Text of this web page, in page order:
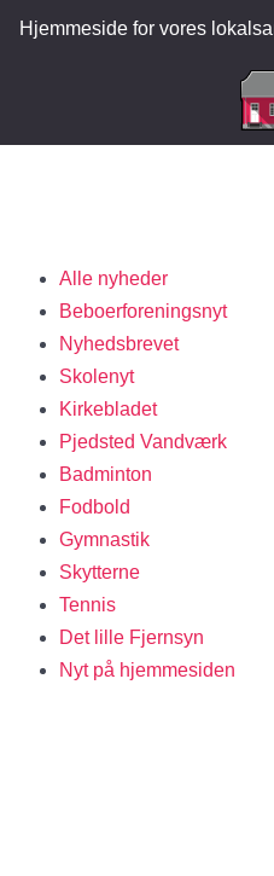
Hjemmeside for vores
Alle nyheder
Beboerforeningsnyt
Nyhedsbrevet
Skolenyt
Kirkebladet
Pjedsted Vandværk
Badminton
Fodbold
Gymnastik
Skytterne
Tennis
Det lille Fjernsyn
Nyt på hjemmesiden